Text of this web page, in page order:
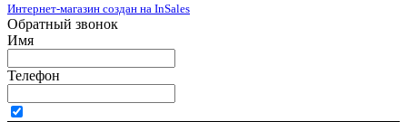
Интернет-магазин создан на InSales
Обратный звонок
Имя
Телефон